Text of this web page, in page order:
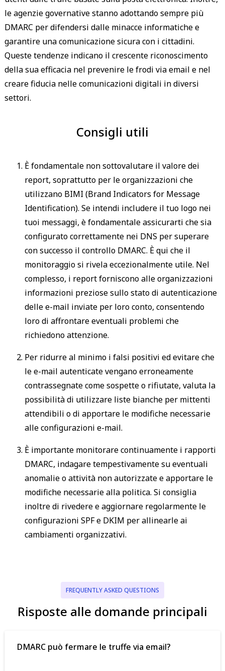
le agenzie governative stanno adottando sempre più
DMARC per difendersi dalle minacce informatiche e
garantire una comunicazione sicura con i cittadini.
Queste tendenze indicano il crescente riconoscimento
della sua efficacia nel prevenire le frodi via email e nel
creare fiducia nelle comunicazioni digitali in diversi
settori.
Consigli utili
È fondamentale non sottovalutare il valore dei
report, soprattutto per le organizzazioni che
utilizzano BIMI (Brand Indicators for Message
Identification). Se intendi includere il tuo logo nei
tuoi messaggi, è fondamentale assicurarti che sia
configurato correttamente nei DNS per superare
con successo il controllo DMARC. È qui che il
monitoraggio si rivela eccezionalmente utile. Nel
complesso, i report forniscono alle organizzazioni
informazioni preziose sullo stato di autenticazione
delle e-mail inviate per loro conto, consentendo
loro di affrontare eventuali problemi che
richiedono attenzione.
Per ridurre al minimo i falsi positivi ed evitare che
le e-mail autenticate vengano erroneamente
contrassegnate come sospette o rifiutate, valuta la
possibilità di utilizzare liste bianche per mittenti
attendibili o di apportare le modifiche necessarie
alle configurazioni e-mail.
È importante monitorare continuamente i rapporti
DMARC, indagare tempestivamente su eventuali
anomalie o attività non autorizzate e apportare le
modifiche necessarie alla politica. Si consiglia
inoltre di rivedere e aggiornare regolarmente le
configurazioni SPF e DKIM per allinearle ai
cambiamenti organizzativi.
FREQUENTLY ASKED QUESTIONS
Risposte alle domande principali
DMARC può fermare le truffe via email?